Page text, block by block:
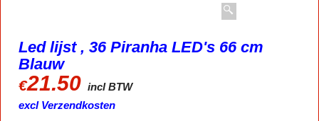
Led lijst , 36 Piranha LED's 66 cm
Blauw
€21.50 incl BTW
excl Verzendkosten